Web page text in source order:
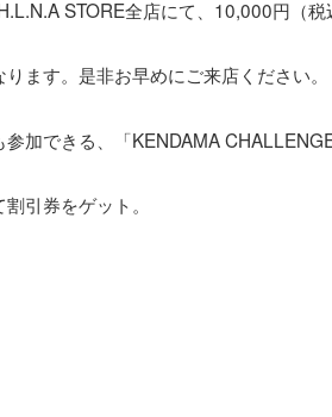
STORE全店にて、10,000円（
ます。是非お早めにご来店ください。
加できる、「KENDAMA CHALLENGE
引券をゲット。